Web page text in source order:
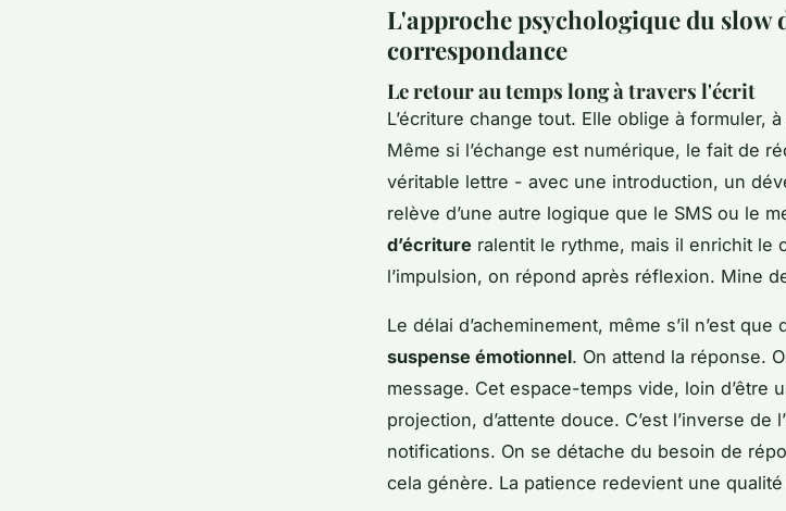
L'approche psychologique du slow
correspondance
Le retour au temps long à travers l'écrit
L’écriture change tout. Elle oblige à formuler,
Même si l’échange est numérique, le fait de
véritable lettre - avec une introduction, un
relève d’une autre logique que le SMS ou le
d’écriture ralentit le rythme, mais il enrichit le
l’impulsion, on répond après réflexion. Mine
Le délai d’acheminement, même s’il n’est
suspense émotionnel. On attend la réponse.
message. Cet espace-temps vide, loin d’être
projection, d’attente douce. C’est l’inverse de
notifications. On se détache du besoin de
cela génère. La patience redevient une